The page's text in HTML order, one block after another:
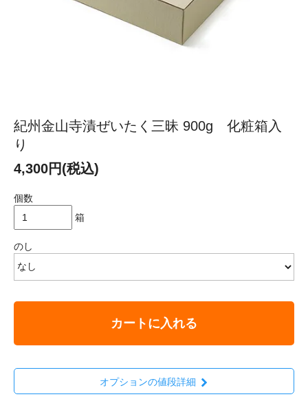
紀州金山寺漬ぜいたく三昧 900g 化粧箱入
り
4,300円(税込)
個数
箱
のし
カートに入れる
オプションの値段詳細